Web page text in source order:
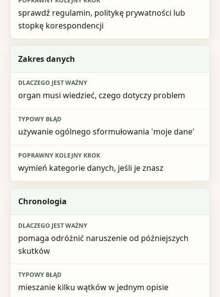
sprawdź regulamin, politykę prywatności lub
stopkę korespondencji
Zakres danych
organ musi wiedzieć, czego dotyczy problem
używanie ogólnego sformułowania 'moje dane'
wymień kategorie danych, jeśli je znasz
Chronologia
pomaga odróżnić naruszenie od późniejszych
skutków
mieszanie kilku wątków w jednym opisie